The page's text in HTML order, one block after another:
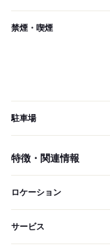
禁煙・喫煙
駐車場
特徴・関連情報
ロケーション
サービス